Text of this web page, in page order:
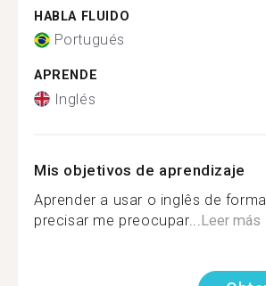
HABLA FLUIDO
Portugués
APRENDE
Inglés
Mis objetivos de aprendizaje
Aprender a usar o inglês de
precisar me preocupar... Leer más